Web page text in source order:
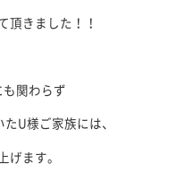
頂きました！！
関わらず
U様ご家族には、
げます。